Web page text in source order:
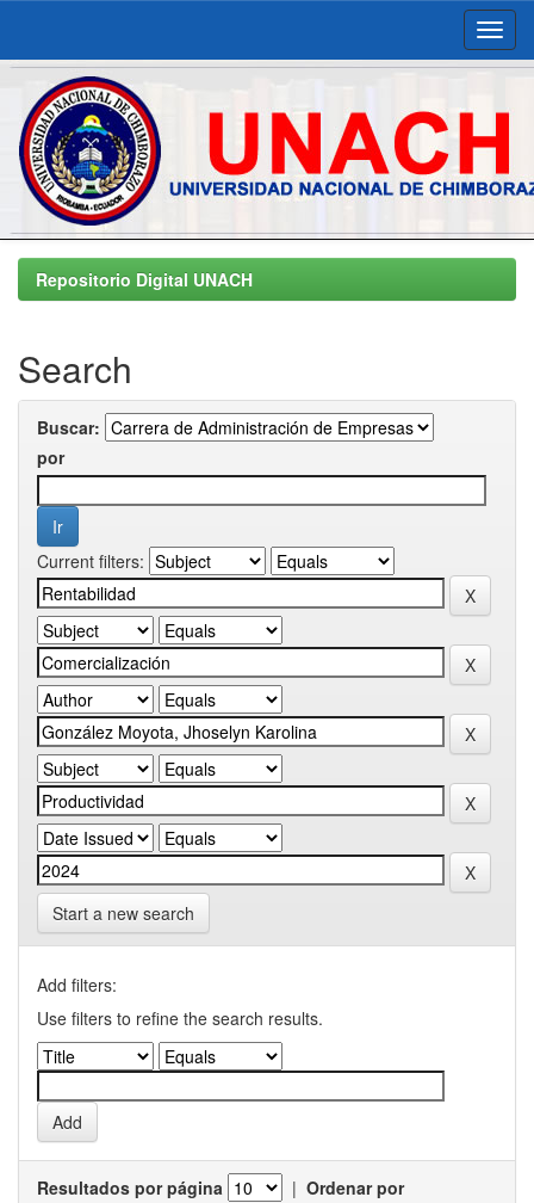
Skip
navigationRepositorio Digital UNACH
Search
Buscar:
por
Current filters:
Start a new search
Add filters:
Use filters to refine the search results.
Resultados por página | Ordenar por